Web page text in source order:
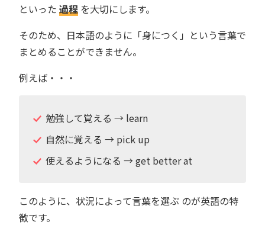
といった 過程 を大切にします。
そのため、日本語のように「身につく」という言葉で
まとめることができません。
例えば・・・
勉強して覚える → learn
自然に覚える → pick up
使えるようになる → get better at
このように、状況によって言葉を選ぶ のが英語の特
徴です。